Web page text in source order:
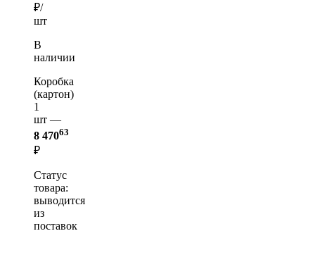
₽/
шт
В
наличии
Коробка
(картон)
1
шт —
8 47063
₽
Статус
товара:
выводится
из
поставок